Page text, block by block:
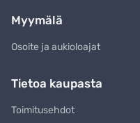
Myymälä
Osoite ja aukioloajat
Tietoa kaupasta
Toimitusehdot